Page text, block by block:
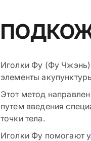
Иголки Фу (Фу
элементы
Этот метод
путем введения
точки тела.
Иголки Фу помогают